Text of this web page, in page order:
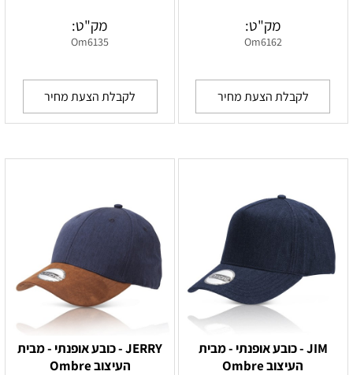
מק"ט:
Om6162
לקבלת הצעת מחיר
מק"ט:
Om6135
לקבלת הצעת מחיר
JIM - כובע אופנתי - מבית
העיצוב Ombre
JERRY - כובע אופנתי - מבית
העיצוב Ombre